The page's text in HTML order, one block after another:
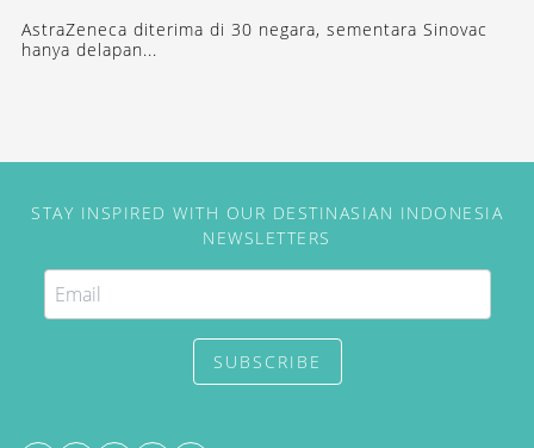
AstraZeneca diterima di 30 negara, sementara Sinovac
hanya delapan...
STAY INSPIRED WITH OUR DESTINASIAN INDONESIA
NEWSLETTERS
SUBSCRIBE